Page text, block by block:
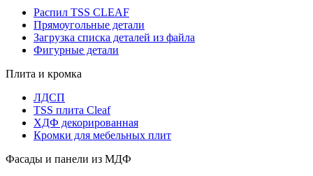
Распил TSS CLEAF
Прямоугольные детали
Загрузка списка деталей из файла
Фигурные детали
Плита и кромка
ЛДСП
TSS плита Cleaf
ХДФ декорированная
Кромки для мебельных плит
Фасады и панели из МДФ